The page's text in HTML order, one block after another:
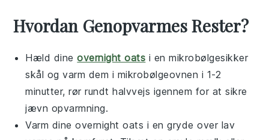
Hvordan Genopvarmes Rester?
Hæld dineovernight oats i en mikrobølgesikker
skål og varm dem i mikrobølgeovnen i 1-2
minutter, rør rundt halvvejs igennem for at sikre
jævn opvarmning.
Varm dineovernight oats i en gryde over lav